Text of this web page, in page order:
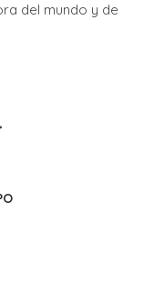
del mundo y de